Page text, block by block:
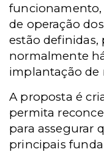
funcionamento,
de operação
estão definidas,
normalmente
implantação de
A proposta é
permita
para assegurar
principais